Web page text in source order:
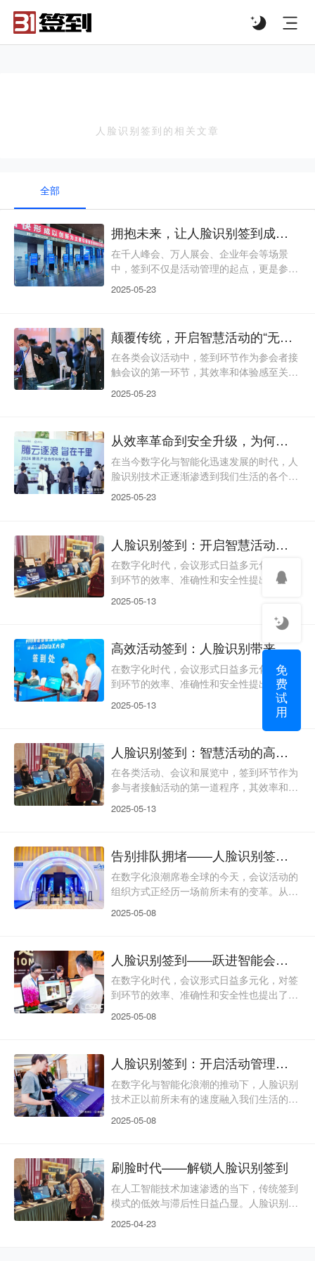
人脸识别签到的相关文章
全部
拥抱未来，让人脸识别签到成为你的“智慧名片”
在千人峰会、万人展会、企业年会等场景
中，签到不仅是活动管理的起点，更是参与
率、安全与体验上的短板，往往让主办方疲
人脸识别签到以其“秒级通行、精准管控、
数据赋能”的硬核实力，正在重塑活动管理
的全流程，成为智慧现场的“标配”解决方
的“三重困境”（一
2025-05-23
颠覆传统，开启智慧活动的“无感通行”时代
在各类会议活动中，签到环节作为参会者接
触会议的第一环节，其效率和体验感至关重
到等，往往存在效率低下、容易出错、体验
不断发展，人脸识别签到技术应运而生，为
会议签到带来了全新的解决方案。一、人脸
识别签到简介人脸识别签到是一种基于面部
者的面部图像，运用先
2025-05-23
从效率革命到安全升级，为何人脸识别签到成为活动管理新标杆？
在当今数字化与智能化迅速发展的时代，人
脸识别技术正逐渐渗透到我们生活的各个领
通、安防监控等，都展现出其独特的优势。
阔的应用空间，为会议管理带来前所未有的
高效、便捷与精准体验。一、人脸识别签到
简介人脸识别签到是一种基于人工智能与生
识别设备捕捉参会者的
2025-05-23
人脸识别签到：开启智慧活动，畅享智能便捷
在数字化时代，会议形式日益多元化，对签
到环节的效率、准确性和安全性提出了更高
卡签到等，往往存在流程繁琐、耗时费力、
易出错等问题，已经难以满足现代会议的需
求。而人脸识别签到作为一种先进的智能签
到技术，正凭借其独特的优势，逐渐成为会
议签到的新选择，为会议的高效组织和顺利
开展提供了有力保障。一、人脸识别签到的
原理人脸识别签到是基于人脸识别技术的一
种智能化签到方式。它
2025-05-13
高效活动签到：人脸识别带来新体验
在数字化时代，会议形式日益多元化，对签
到环节的效率、准确性和安全性提出了更高
的要求。传统的签到方式，如纸质签到、刷
卡签到等，往往存在流程繁琐、耗时费力、
易出错等问题，已经难以满足现代会议的需
到技术，正凭借其独特的优势，逐渐成为会
议签到的新选择，为会议的高效组织和顺利
开展提供了有力保障。一、人脸识别签到的
新，更是会议管理的一次
2025-05-13
人脸识别签到：智慧活动的高效之选
在各类活动、会议和展览中，签到环节作为
参与者接触活动的第一道程序，其效率和体
多样化和规模化的活动时，逐渐暴露出诸多
决方案，正成为现代智慧活动的标配。一、
传统签到方式：效率与管理的双重困境在人
脸识别签到普及之前，活动签到主要依赖手
方式。这些方式在小型活
2025-05-13
告别排队拥堵——人脸识别签到如何重塑会务体验？
在数字化浪潮席卷全球的今天，会议活动的
组织方式正经历一场前所未有的变革。从纸
术，会议签到这一看似简单的环节，已成为
议，我们始终站在技术创新的前沿。今天，
就让我们一同探索人脸识别签到技术如何打
破传统桎梏，为行业注入全新活力！一、传
队成“灾难现场”一场千
2025-05-08
人脸识别签到——跃进智能会议签到新时代
在数字化时代，会议形式日益多元化，对签
到环节的效率、准确性和安全性也提出了更
刷卡签到等，往往存在流程繁琐、耗时费
能签到技术，正凭借其独特的优势，逐渐成
为会议签到的新选择，为会议的高效组织和
顺利开展提供了有力保障。一、人脸识别签
一种智能化签到方式。它
2025-05-08
人脸识别签到：开启活动管理智能化新时代
在数字化与智能化浪潮的推动下，人脸识别
技术正以前所未有的速度融入我们生活的各
公共交通到安防监控。如今，这项前沿科技
效、便捷与精准体验。今天，让我们一同深
入了解人脸识别签到的奥秘，探寻它为活动
管理带来的变革以及未来的发展前景。一、
识别签到的定义人脸识别
2025-05-08
刷脸时代——解锁人脸识别签到
在人工智能技术加速渗透的当下，传统签到
模式的低效与滞后性日益凸显。人脸识别签
特的技术逻辑与多维优势，正成为各行业数
2025-04-23
免
费
试
用